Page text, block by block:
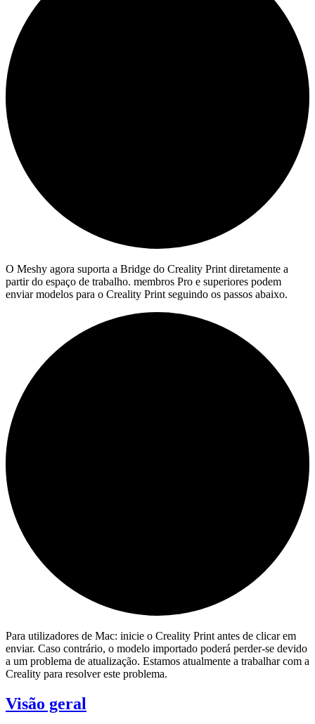
O Meshy agora suporta a Bridge do Creality Print diretamente a
partir do espaço de trabalho. membros Pro e superiores podem
enviar modelos para o Creality Print seguindo os passos abaixo.
Para utilizadores de Mac: inicie o Creality Print antes de clicar em
enviar. Caso contrário, o modelo importado poderá perder-se devido
a um problema de atualização. Estamos atualmente a trabalhar com a
Creality para resolver este problema.
Visão geral